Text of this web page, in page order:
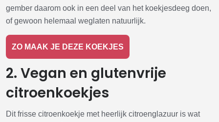
gember daarom ook in een deel van het koekjesdeeg doen,
of gewoon helemaal weglaten natuurlijk.
ZO MAAK JE DEZE KOEKJES
2. Vegan en glutenvrije
citroenkoekjes
Dit frisse citroenkoekje met heerlijk citroenglazuur is wat